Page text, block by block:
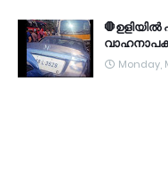
Monday,